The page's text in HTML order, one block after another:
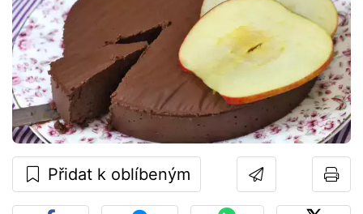
Přidat k oblíbeným